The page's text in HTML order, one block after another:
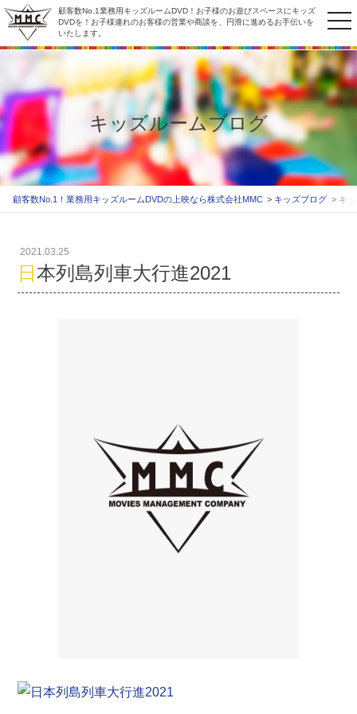
顧客数No.1業務用キッズルームDVD！お子様のお遊びスペースにキッズ
DVDを！お子様連れのお客様の営業や商談を、円滑に進めるお手伝いを
いたします。
キッズルームブログ
顧客数No.1！業務用キッズルームDVDの上映なら株式会社MMC キッズブログ キ
2021.03.25
日本列島列車大行進2021